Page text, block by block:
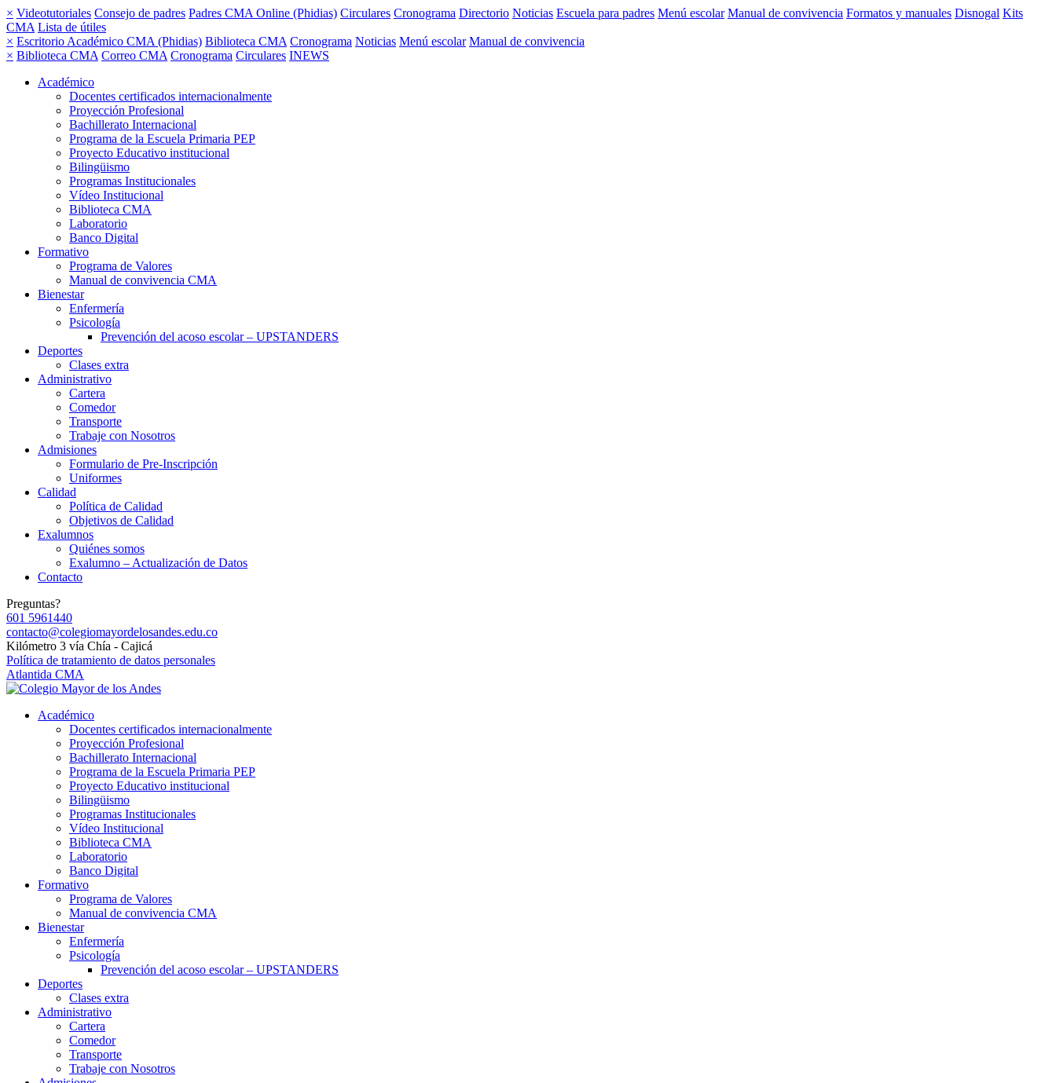
× Videotutoriales Consejo de padres Padres CMA Online (Phidias) Circulares Cronograma Directorio Noticias Escuela para padres Menú escolar Manual de convivencia Formatos y manuales Disnogal Kits
CMA Lista de útiles
× Escritorio Académico CMA (Phidias) Biblioteca CMA Cronograma Noticias Menú escolar Manual de convivencia
× Biblioteca CMA Correo CMA Cronograma Circulares INEWS
Académico
Docentes certificados internacionalmente
Proyección Profesional
Bachillerato Internacional
Programa de la Escuela Primaria PEP
Proyecto Educativo institucional
Bilingüismo
Programas Institucionales
Vídeo Institucional
Biblioteca CMA
Laboratorio
Banco Digital
Formativo
Programa de Valores
Manual de convivencia CMA
Bienestar
Enfermería
Psicología
Prevención del acoso escolar – UPSTANDERS
Deportes
Clases extra
Administrativo
Cartera
Comedor
Transporte
Trabaje con Nosotros
Admisiones
Formulario de Pre-Inscripción
Uniformes
Calidad
Política de Calidad
Objetivos de Calidad
Exalumnos
Quiénes somos
Exalumno – Actualización de Datos
Contacto
Preguntas?
601 5961440
contacto@colegiomayordelosandes.edu.co
Kilómetro 3 vía Chía - Cajicá
Política de tratamiento de datos personales
Atlantida CMA
Académico
Docentes certificados internacionalmente
Proyección Profesional
Bachillerato Internacional
Programa de la Escuela Primaria PEP
Proyecto Educativo institucional
Bilingüismo
Programas Institucionales
Vídeo Institucional
Biblioteca CMA
Laboratorio
Banco Digital
Formativo
Programa de Valores
Manual de convivencia CMA
Bienestar
Enfermería
Psicología
Prevención del acoso escolar – UPSTANDERS
Deportes
Clases extra
Administrativo
Cartera
Comedor
Transporte
Trabaje con Nosotros